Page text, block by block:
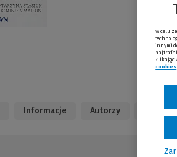
Informacje Autorzy
W celu
innymi
klikając
cookies